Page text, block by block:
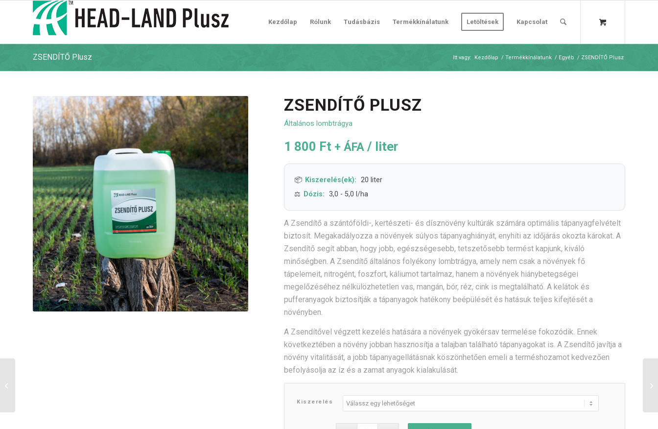
Kezdőlap Rólunk Tudásbázis Termékkínálatunk Letöltések Kapcsolat
ZSENDÍTŐ Plusz Itt vagy: Kezdőlap / Termékkínálatunk / Egyéb / ZSENDÍTŐ Plusz
ZSENDÍTŐ PLUSZ
Általános lombtrágya
1 800 Ft + ÁFA / liter
Kiszerelés(ek): 20 liter
Dózis: 3,0 - 5,0 l/ha
A Zsendítő a szántóföldi-, kertészeti- és dísznövény kultúrák számára optimális tápanyagfelvételt
biztosít. Megakadályozza a növények súlyos tápanyaghiányát, enyhíti az időjárás okozta károkat. A
Zsendítő segít abban, hogy jobb, egészségesebb, tetszetősebb termést kapjunk, kiváló
minőségben. A Zsendítő általános folyékony lombtrágya, amely nem csak a növények fő
tápelemeit, nitrogént, foszfort, káliumot tartalmaz, hanem a növények hiánybetegségei
megelőzéséhez nélkülözhetetlen vas, mangán, bór, réz, cink is megtalálható. A kelátok és
pufferanyagok biztosítják a tápanyagok hatékony beépülését és hatásuk teljes kifejtését a
növényben.
A Zsendítővel végzett kezelés hatására a növények gyökérsav termelése fokozódik. Ennek
következtében a növény jobban hasznosítja a talajban található tápanyagokat is. A Zsendítő javítja a
növény vitalitását, a jobb tápanyagellátásnak köszönhetően emeli a terméshozamot kedvezően
befolyásolja az íz és a zamat anyagok kialakulását.
Kiszerelés